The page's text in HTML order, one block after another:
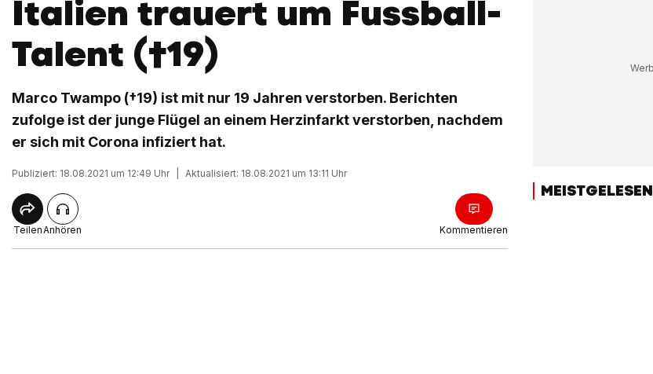
Italien trauert um Fussball-
Talent (†19)
Marco Twampo (†19) ist mit nur 19 Jahren verstorben. Berichten
zufolge ist der junge Flügel an einem Herzinfarkt verstorben, nachdem
er sich mit Corona infiziert hat.
Publiziert: 18.08.2021 um 12:49 Uhr Aktualisiert: 18.08.2021 um 13:11 Uhr
TeilenAnhören Kommentieren
MEISTGELESEN